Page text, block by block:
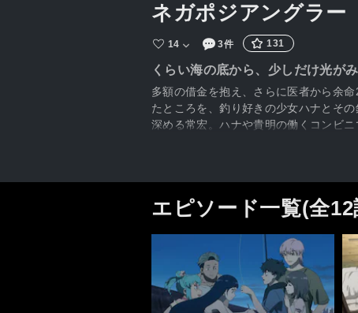
ネガポジアングラー
14 3件 131
くらい海の底から、少しだけ光が
多額の借金を抱え、さらに医者から余
たところを、釣り好きの少女ハナとそ
深める常宏。ハナや貴明の働くコンビ
エピソード一覧(全12